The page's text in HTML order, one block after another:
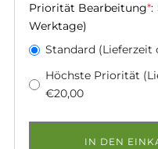
Priorität Bearbeitung*:
Werktage)
Standard (Lieferzeit
Höchste Priorität
€20,00
IN DEN